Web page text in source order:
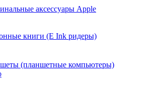
аксессуары Apple
книги (E Ink ридеры)
(планшетные компьютеры)